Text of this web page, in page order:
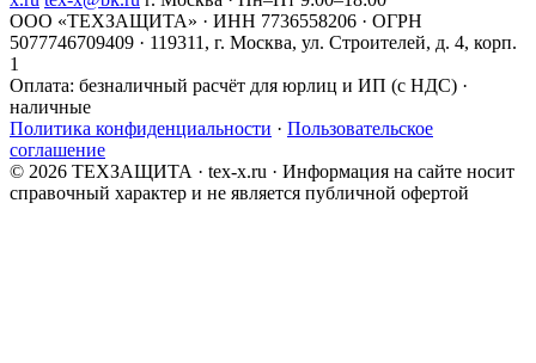
ООО «ТЕХЗАЩИТА» · ИНН 7736558206 · ОГРН
5077746709409 · 119311, г. Москва, ул. Строителей, д. 4, корп.
1
Оплата: безналичный расчёт для юрлиц и ИП (с НДС) ·
наличные
Политика конфиденциальности · Пользовательское
соглашение
© 2026 ТЕХЗАЩИТА · tex-x.ru · Информация на сайте носит
справочный характер и не является публичной офертой